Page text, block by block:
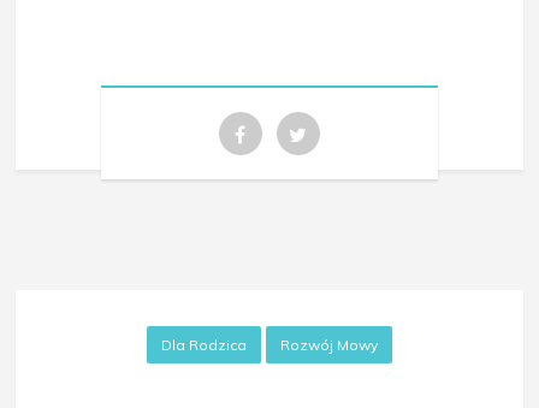
Dla Rodzica Rozwój Mowy